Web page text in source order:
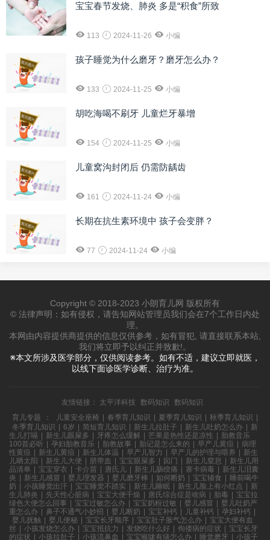
宝宝春节发烧、肺炎 多是“积食”所致
113 2024-11-26 小编
孩子睡觉为什么磨牙？磨牙怎么办？
133 2024-11-25 小编
胡吃海喝不刷牙 儿童烂牙暴增
154 2024-11-25 小编
儿童窝沟封闭后 仍需防龋齿
161 2024-11-24 小编
长期在抗生素环境中 孩子会变胖？
77 2024-11-24 小编
Copyright © 2018-2023 小朗育儿网 版权所有
© 法律声明：如有侵权，请告知网站管理员我们会在7个工作日内处
理。
本网由内容提供商提供的信息仅供参考，如有冒犯, 请直接联系本站,
我们将立即予以纠正并致歉!。
※本文所涉及医学部分，仅供阅读参考。如有不适，建议立即就医，
以线下面诊医学诊断、治疗为准。
友情链接： 太平洋科技 数码知识
数码知识
育儿专题
： 儿童安全座椅 春季育儿知识 夏季育儿知识 秋季育儿知识
冬季育儿知识
6岁 简短育儿知识 新生儿拉肚子 新生儿吐奶怎么办
新
生儿打嗝
新生儿眼屎多 牙疼怎么缓解 芒果是热性还是凉性
胎教音乐
100首必听
孕妇胎教音乐 胎教故事 胎记是怎么来的 早产儿黄疸
病理
性黄疸
新生儿黄疸 新生儿体温 早产儿智力 早产儿的护理与喂养
新生
儿晒太阳
新生儿大便 脐带血 宝宝眼屎多 囟门 新生儿窒息
新生儿用
品清单
宝宝穿衣 卡介苗 唐氏儿 新生儿肠绞痛 寨卡病毒
新生儿泪囊
炎
新生儿感冒 婴儿理发器 婴儿磨牙棒 如何断奶 宝宝辅食
睡前喝牛
奶
小孩睡觉出汗 宝宝睡觉不踏实 新生儿睡眠 新生儿脸上有小红点
新
生儿肺炎
先天性心脏病 宝宝大便干燥 唐氏综合症是啥病 胎毒
宝宝拉
绿色大便怎么回事
宝宝过敏怎么办 宝宝奶粉过敏 婴儿感冒
婴儿吐奶严
重怎么办
鼻子不通气小妙招 婴儿断奶 宝宝补钙 儿童补钙 孕妇补钙
婴儿抚触
婴儿便秘 宝宝长牙顺序 宝宝肚子胀气怎么办
宝宝大便有血
丝
小孩发烧怎么办 宝宝抵抗力 发烧吃什么好 佝偻病的症状
宝宝长牙
的症状
小孩拉肚子 小孩流鼻血 宝宝喉咙有痰怎么办 睡觉磨牙 小孩子